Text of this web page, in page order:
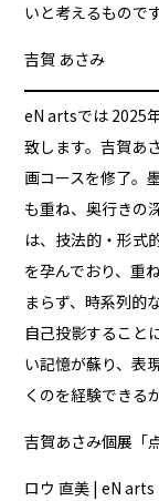
いと考えるものです
吉賀 あさみ
eN artsでは 2025
致します。吉賀あ
画コースを修了。
も重ね、奥行きの
は、技法的・形式
を孕んでおり、重
まらず、時系列的
自己投影すること
い記憶が蘇り、表
くのを経験できる
吉賀あさみ個展「
ロウ 直美 | eN arts